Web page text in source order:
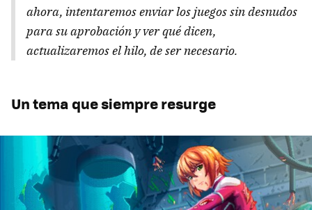
ahora, intentaremos enviar los juegos sin desnudos
para su aprobación y ver qué dicen,
actualizaremos el hilo, de ser necesario.
Un tema que siempre resurge